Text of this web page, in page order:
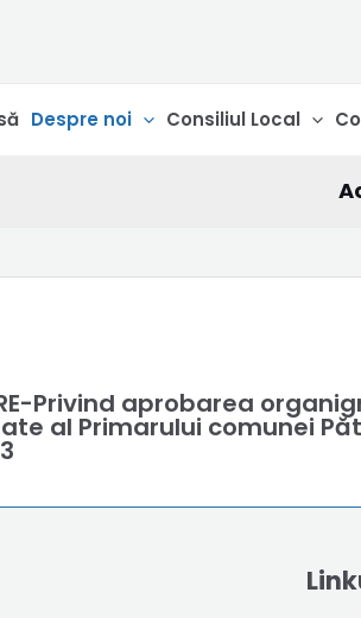
Despre noi Consiliul Local
Privind aprobarea
al Primarului comunei